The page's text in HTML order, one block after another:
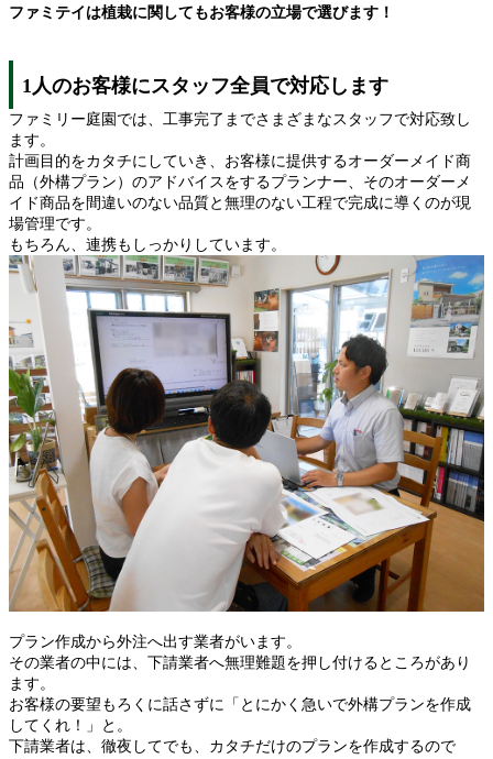
ファミテイは植栽に関してもお客様の立場で選びます！
1人のお客様にスタッフ全員で対応します
ファミリー庭園では、工事完了までさまざまなスタッフで対応致し
ます。
計画目的をカタチにしていき、お客様に提供するオーダーメイド商
品（外構プラン）のアドバイスをするプランナー、そのオーダーメ
イド商品を間違いのない品質と無理のない工程で完成に導くのが現
場管理です。
もちろん、連携もしっかりしています。
プラン作成から外注へ出す業者がいます。
その業者の中には、下請業者へ無理難題を押し付けるところがあり
ます。
お客様の要望もろくに話さずに「とにかく急いで外構プランを作成
してくれ！」と。
下請業者は、徹夜してでも、カタチだけのプランを作成するので